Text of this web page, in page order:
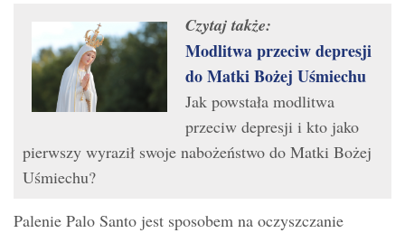
Czytaj także:
Modlitwa przeciw depresji
do Matki Bożej Uśmiechu
Jak powstała modlitwa
przeciw depresji i kto jako
pierwszy wyraził swoje nabożeństwo do Matki Bożej
Uśmiechu?
Palenie Palo Santo jest sposobem na oczyszczanie